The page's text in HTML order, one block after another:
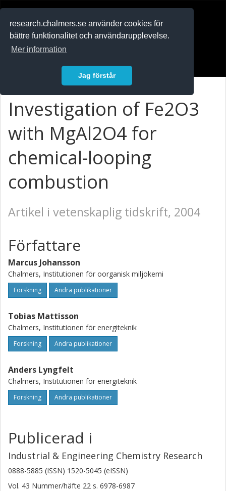
research.chalmers.se använder cookies för
bättre funktionalitet och användarupplevelse.
Mer information
Jag förstår
Investigation of Fe2O3
with MgAl2O4 for
chemical-looping
combustion
Artikel i vetenskaplig tidskrift, 2004
Författare
Marcus Johansson
Chalmers, Institutionen för oorganisk miljökemi
Forskning Andra publikationer
Tobias Mattisson
Chalmers, Institutionen för energiteknik
Forskning Andra publikationer
Anders Lyngfelt
Chalmers, Institutionen för energiteknik
Forskning Andra publikationer
Publicerad i
Industrial & Engineering Chemistry Research
0888-5885 (ISSN) 1520-5045 (eISSN)
Vol. 43 Nummer/häfte 22 s. 6978-6987